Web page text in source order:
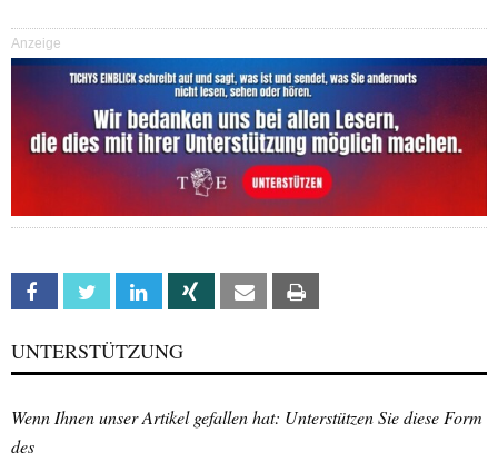
Anzeige
Facebook Twitter Linkedin Xing Email
UNTERSTÜTZUNG
Wenn Ihnen unser Artikel gefallen hat: Unterstützen Sie diese Form
des